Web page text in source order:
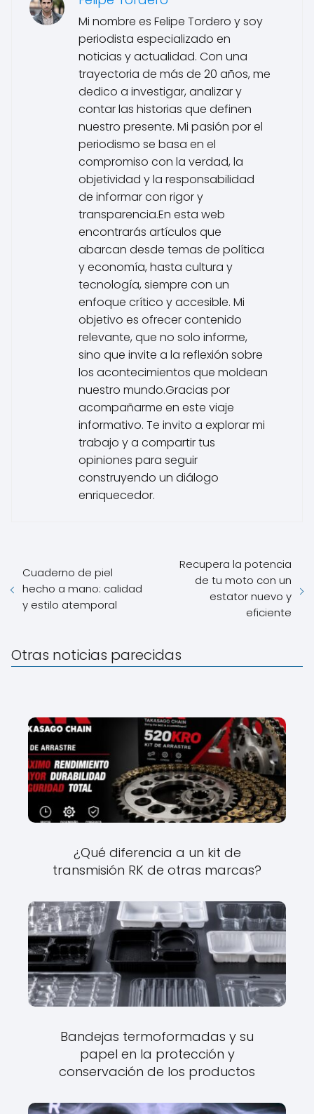
Mi nombre es Felipe Tordero y soy
periodista especializado en
noticias y actualidad. Con una
trayectoria de más de 20 años, me
dedico a investigar, analizar y
contar las historias que definen
nuestro presente. Mi pasión por el
periodismo se basa en el
compromiso con la verdad, la
objetividad y la responsabilidad
de informar con rigor y
transparencia.En esta web
encontrarás artículos que
abarcan desde temas de política
y economía, hasta cultura y
tecnología, siempre con un
enfoque crítico y accesible. Mi
objetivo es ofrecer contenido
relevante, que no solo informe,
sino que invite a la reflexión sobre
los acontecimientos que moldean
nuestro mundo.Gracias por
acompañarme en este viaje
informativo. Te invito a explorar mi
trabajo y a compartir tus
opiniones para seguir
construyendo un diálogo
enriquecedor.
Cuaderno de piel
hecho a mano: calidad
y estilo atemporal
Recupera la potencia
de tu moto con un
estator nuevo y
eficiente
Otras noticias parecidas
¿Qué diferencia a un kit de
transmisión RK de otras marcas?
Bandejas termoformadas y su
papel en la protección y
conservación de los productos